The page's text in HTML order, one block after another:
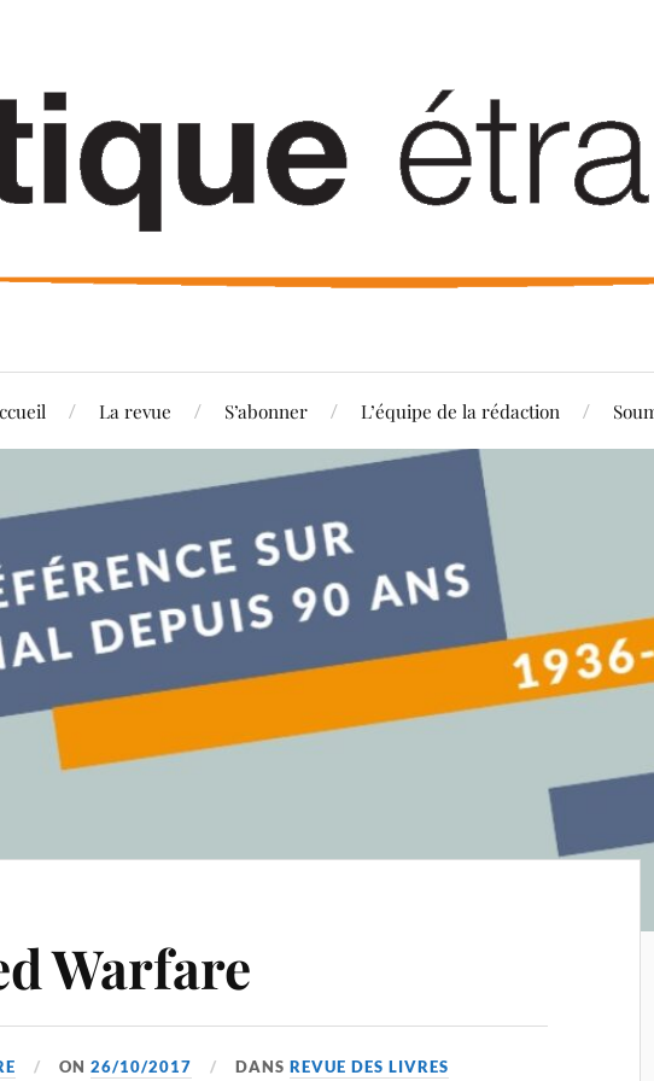
La revue S’abonner L’équipe de la rédaction
Warfare
ON26/10/2017 DANSREVUE DES LIVRES